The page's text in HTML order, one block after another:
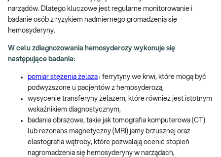
narządów. Dlatego kluczowe jest regularne monitorowanie i
badanie osób z ryzykiem nadmiernego gromadzenia się
hemosyderyny.
W celu zdiagnozowania hemosyderozy wykonuje się
następujące badania:
pomiar stężenia żelaza i ferrytyny we krwi, które mogą być
podwyższone u pacjentów z hemosyderozą,
wysycenie transferyny żelazem, które również jest istotnym
wskaźnikiem diagnostycznym,
badania obrazowe, takie jak tomografia komputerowa (CT)
lub rezonans magnetyczny (MRI) jamy brzusznej oraz
elastografia wątroby, które pozwalają ocenić stopień
nagromadzenia się hemosyderyny w narządach,